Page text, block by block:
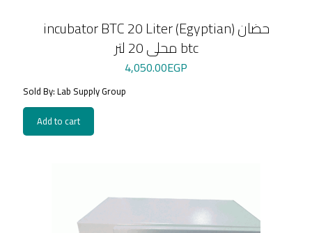
incubator BTC 20 Liter (Egyptian) حضان
محلى 20 لتر btc
4,050.00EGP
Sold By: Lab Supply Group
Add to cart